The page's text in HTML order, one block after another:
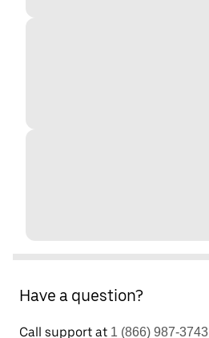
Have a question?
Call support at 1 (866) 987-3743